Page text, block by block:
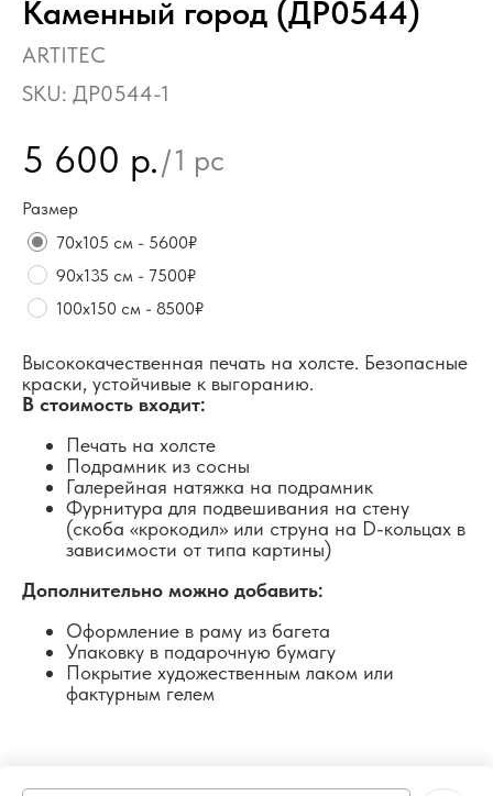
Каменный город (ДР0544)
ARTITEC
SKU: ДР0544-1
5 600 р./1 pc
Размер
70х105 см - 5600₽
90х135 см - 7500₽
100х150 см - 8500₽
Высококачественная печать на холсте. Безопасные
краски, устойчивые к выгоранию.
В стоимость входит:
Печать на холсте
Подрамник из сосны
Галерейная натяжка на подрамник
Фурнитура для подвешивания на стену
(скоба «крокодил» или струна на D-кольцах в
зависимости от типа картины)
Дополнительно можно добавить:
Оформление в раму из багета
Упаковку в подарочную бумагу
Покрытие художественным лаком или
фактурным гелем